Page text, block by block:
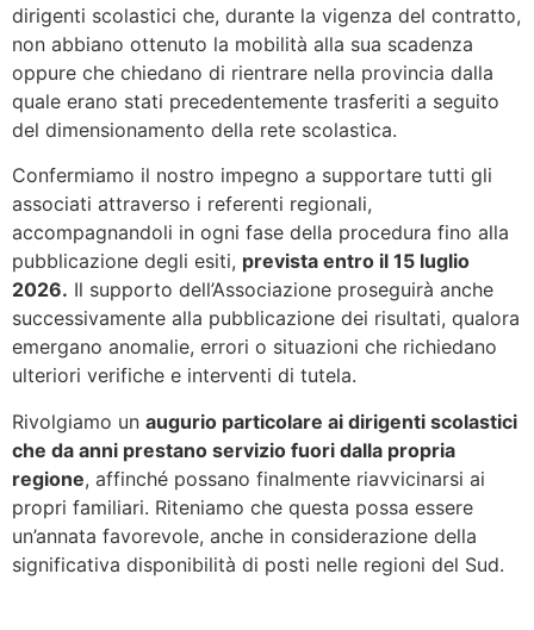
dirigenti scolastici che, durante la vigenza del contratto,
non abbiano ottenuto la mobilità alla sua scadenza
oppure che chiedano di rientrare nella provincia dalla
quale erano stati precedentemente trasferiti a seguito
del dimensionamento della rete scolastica.
Confermiamo il nostro impegno a supportare tutti gli
associati attraverso i referenti regionali,
accompagnandoli in ogni fase della procedura fino alla
pubblicazione degli esiti, prevista entro il 15 luglio
2026. Il supporto dell’Associazione proseguirà anche
successivamente alla pubblicazione dei risultati, qualora
emergano anomalie, errori o situazioni che richiedano
ulteriori verifiche e interventi di tutela.
Rivolgiamo un augurio particolare ai dirigenti scolastici
che da anni prestano servizio fuori dalla propria
regione, affinché possano finalmente riavvicinarsi ai
propri familiari. Riteniamo che questa possa essere
un’annata favorevole, anche in considerazione della
significativa disponibilità di posti nelle regioni del Sud.